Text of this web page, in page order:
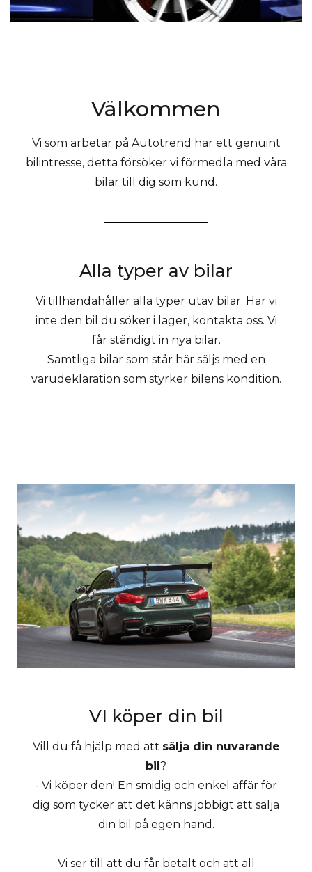
Välkommen
Vi som arbetar på Autotrend har ett genuint
bilintresse, detta försöker vi förmedla med våra
bilar till dig som kund.
Alla typer av bilar
Vi tillhandahåller alla typer utav bilar. Har vi
inte den bil du söker i lager, kontakta oss. Vi
får ständigt in nya bilar.
Samtliga bilar som står här säljs med en
varudeklaration som styrker bilens kondition.
VI köper din bil
Vill du få hjälp med att sälja din nuvarande
bil?
- Vi köper den! En smidig och enkel affär för
dig som tycker att det känns jobbigt att sälja
din bil på egen hand.
Vi ser till att du får betalt och att all